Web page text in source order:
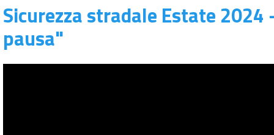
Sicurezza stradale Estate 2024
pausa"